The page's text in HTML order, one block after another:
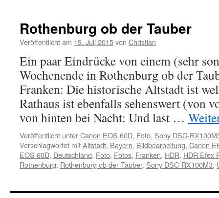
Rothenburg ob der Tauber
Veröffentlicht am 19. Juli 2015von Christian
Ein paar Eindrücke von einem (sehr
Wochenende in Rothenburg ob der
Franken: Die historische Altstadt ist
Rathaus ist ebenfalls sehenswert
von hinten bei Nacht: Und last …
Veröffentlicht unterCanon EOS 60D, Foto, Sony DSC-
Verschlagwortet mitAltstadt, Bayern, Bildbearbeitung, Canon
EOS 60D, Deutschland, Foto, Fotos, Franken, HDR, HDR Efex
Rothenburg, Rothenburg ob der Tauber, Sony DSC-RX100M3,